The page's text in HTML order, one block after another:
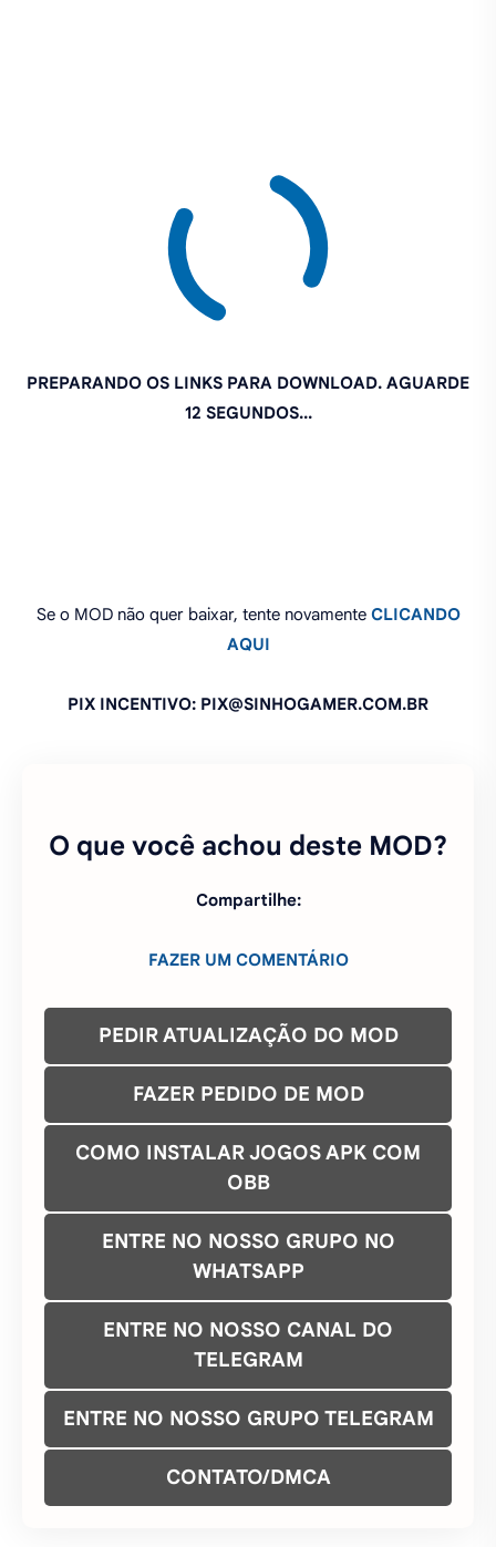
PREPARANDO OS LINKS PARA DOWNLOAD. AGUARDE
11 SEGUNDOS...
Se o MOD não quer baixar, tente novamente CLICANDO
AQUI
PIX INCENTIVO: PIX@SINHOGAMER.COM.BR
O que você achou deste MOD?
Compartilhe:
FAZER UM COMENTÁRIO
PEDIR ATUALIZAÇÃO DO MOD
FAZER PEDIDO DE MOD
COMO INSTALAR JOGOS APK COM
OBB
ENTRE NO NOSSO GRUPO NO
WHATSAPP
ENTRE NO NOSSO CANAL DO
TELEGRAM
ENTRE NO NOSSO GRUPO TELEGRAM
CONTATO/DMCA